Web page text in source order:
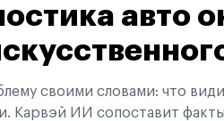
авто
своими словами: что
Карвэй ИИ сопоставит